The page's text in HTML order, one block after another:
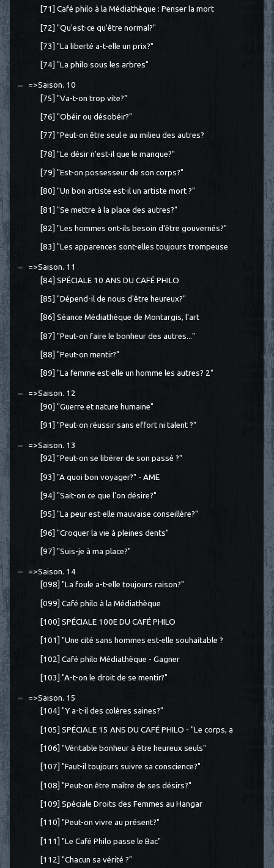
[71] Café philo à la Médiathèque : Penser la mort
[72] "Qu'est-ce qu'être normal?"
[73] "La liberté a-t-elle un prix?"
[74] "La philo sous les arbres"
=>Saison. 10
[75] "Va-t-on trop vite?"
[76] "Obéir ou désobéir?"
[77] "Peut-on être seul·e au milieu des autres?
[78] "Le désir n'est-il que le manque?"
[79] "Est-on possesseur de son corps?"
[80] "Un bon artiste est-il un artiste mort ?"
[81] "Se mettre à la place des autres?"
[82] "Les hommes ont-ils besoin d'être gouvernés?"
[83] "Les apparences sont-elles toujours trompeuse
=>Saison. 11
[84] SPÉCIALE 10 ANS DU CAFÉ PHILO
[85] "Dépend-il de nous d'être heureux?"
[86] Séance Médiathèque de Montargis, l'art
[87] "Peut-on faire le bonheur des autres..."
[88] "Peut-on mentir?"
[89] "La femme est-elle un homme les autres? 2"
=>Saison. 12
[90] "Guerre et nature humaine"
[91] "Peut-on réussir sans effort ni talent ?"
=>Saison. 13
[92] "Peut-on se libérer de son passé ?"
[93] "A quoi bon voyager?" - AME
[94] "Sait-on ce que l'on désire?"
[95] "La peur est-elle mauvaise conseillère?"
[96] "Croquer la vie à pleines dents"
[97] "Suis-je à ma place?"
=>Saison. 14
[098] "La foule a-t-elle toujours raison?"
[099] Café philo à la Médiathèque
[100] SPÉCIALE 100E DU CAFÉ PHILO
[101] "Une cité sans hommes est-elle souhaitable ?
[102] Café philo Médiathèque - Gagner
[103] "A-t-on le droit de se mentir?"
=>Saison. 15
[104] "Y a-t-il des colères saines?"
[105] SPÉCIALE 15 ANS DU CAFÉ PHILO - "Le corps, a
[106] "Véritable bonheur à être heureux seuls"
[107] "Faut-il toujours suivre sa conscience?"
[108] "Peut-on être maître de ses désirs?"
[109] Spéciale Droits des Femmes au Hangar
[110] "Peut-on vivre au présent?"
[111] "Le Café Philo passe le Bac"
[112] "Chacun sa vérité ?"